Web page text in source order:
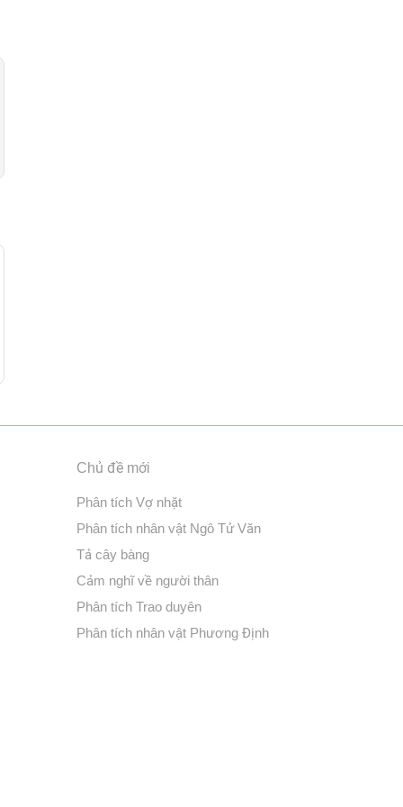
Chủ đề mới
Phân tích Vợ nhặt
Phân tích nhân vật Ngô Tử Văn
Tả cây bàng
Cảm nghĩ về người thân
Phân tích Trao duyên
Phân tích nhân vật Phương Định